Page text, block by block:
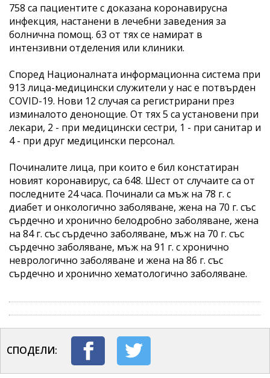
758 са пациентите с доказана коронавирусна
инфекция, настанени в лечебни заведения за
болнична помощ. 63 от тях се намират в
интензивни отделения или клиники.
Според Националната информационна система при
913 лица-медицински служители у нас е потвърден
COVID-19. Нови 12 случая са регистрирани през
изминалото денонощие. От тях 5 са установени при
лекари, 2 - при медицински сестри, 1 - при санитар и
4 - при друг медицински персонал.
Починалите лица, при които е бил констатиран
новият коронавирус, са 648. Шест от случаите са от
последните 24 часа. Починали са мъж на 78 г. с
диабет и онкологично заболяване, жена на 70 г. със
сърдечно и хронично белодробно заболяване, жена
на 84 г. със сърдечно заболяване, мъж на 70 г. със
сърдечно заболяване, мъж на 91 г. с хронично
неврологично заболяване и жена на 86 г. със
сърдечно и хронично хематологично заболяване.
СПОДЕЛИ: